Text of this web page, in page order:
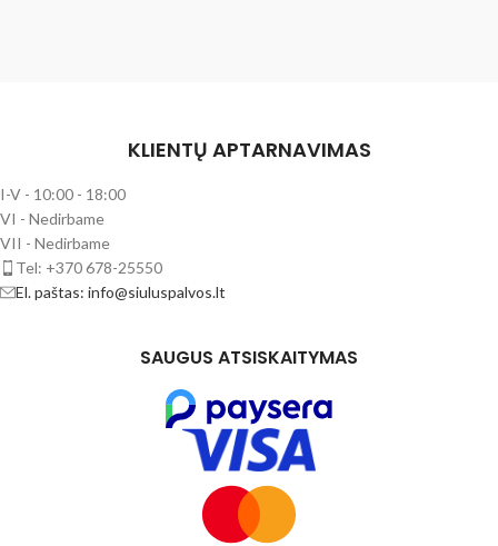
KLIENTŲ APTARNAVIMAS
I-V - 10:00 - 18:00
VI - Nedirbame
VII - Nedirbame
Tel: +370 678-25550
El. paštas: info@siuluspalvos.lt
SAUGUS ATSISKAITYMAS